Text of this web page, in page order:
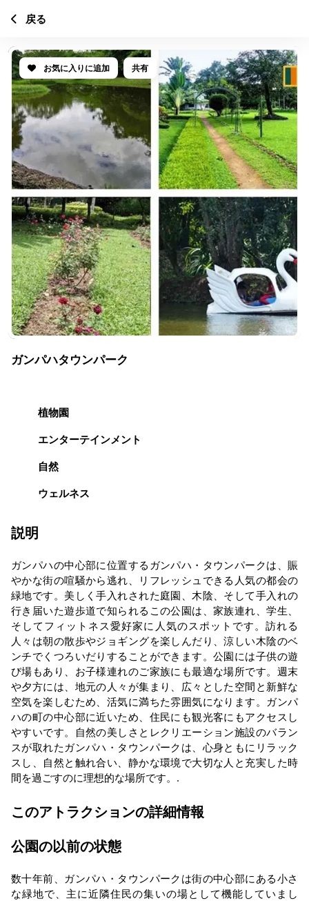
お気に入りに追加 共有
ガンパハタウンパーク
植物園
エンターテインメント
自然
ウェルネス
説明
ガンパハの中心部に位置するガンパハ・タウンパークは、賑
やかな街の喧騒から逃れ、リフレッシュできる人気の都会の
緑地です。美しく手入れされた庭園、木陰、そして手入れの
行き届いた遊歩道で知られるこの公園は、家族連れ、学生、
そしてフィットネス愛好家に人気のスポットです。訪れる
人々は朝の散歩やジョギングを楽しんだり、涼しい木陰のベ
ンチでくつろいだりすることができます。公園には子供の遊
び場もあり、お子様連れのご家族にも最適な場所です。週末
や夕方には、地元の人々が集まり、広々とした空間と新鮮な
空気を楽しむため、活気に満ちた雰囲気になります。ガンパ
ハの町の中心部に近いため、住民にも観光客にもアクセスし
やすいです。自然の美しさとレクリエーション施設のバラン
スが取れたガンパハ・タウンパークは、心身ともにリラック
スし、自然と触れ合い、静かな環境で大切な人と充実した時
間を過ごすのに理想的な場所です。.
このアトラクションの詳細情報
公園の以前の状態
数十年前、ガンパハ・タウンパークは街の中心部にある小さ
な緑地で、主に近隣住民の集いの場として機能していまし
戻る